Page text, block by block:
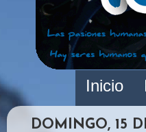
Inicio
DOMINGO, 15